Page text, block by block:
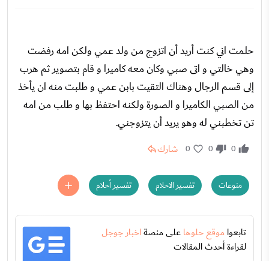
حلمت اني كنت أريد أن اتزوج من ولد عمي ولكن امه رفضت
وهي خالتي و اتى صبي وكان معه كاميرا و قام بتصوير ثم هرب
إلى قسم الرجال وهناك التقيت بابن عمي و طلبت منه ان يأخذ
من الصبي الكاميرا و الصورة ولكنه احتفظ بها و طلب من امه
تن تخطبني له وهو يريد أن يتزوجني.
0
0
0 شارك
منوعات تفسير الاحلام تفسير أحلام
تابعواموقع حلوهاعلى منصةاخبار جوجل
لقراءة أحدث المقالات